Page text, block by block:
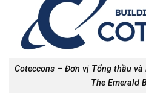
Coteccons – Đơn vị Tổng thầu
The Emerald